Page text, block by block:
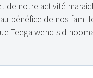
notre activité
bénéfice de nos
Teega wend sid